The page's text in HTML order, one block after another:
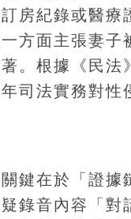
房紀錄或醫療
方面主張妻子
。根據《民法
司法實務對性
鍵在於「證據
錄音內容「對